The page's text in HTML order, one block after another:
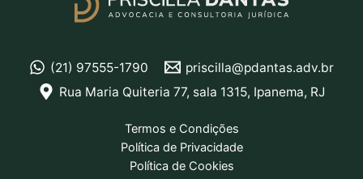
(21) 97555-1790
priscilla@pdantas.adv.br
Rua Maria Quiteria 77, sala 1315, Ipanema, RJ
Termos e Condições
Política de Privacidade
Política de Cookies